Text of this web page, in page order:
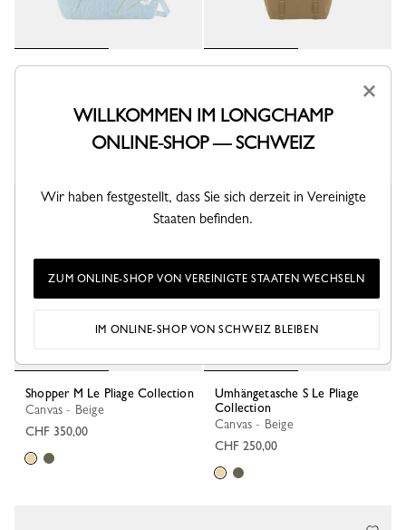
Pochette XS Le Pliage
CHF 240,00
Shopper M Le Pliage Collection
CHF 350,00
Shopper M Le Pliage Collection
Canvas - Beige
CHF 350,00
Umhängetasche S Le Pliage
Collection
Canvas - Beige
CHF 250,00
×
WILLKOMMEN IM LONGCHAMP
ONLINE-SHOP — SCHWEIZ
Wir haben festgestellt, dass Sie sich derzeit in Vereinigte
Staaten befinden.
ZUM ONLINE-SHOP VON VEREINIGTE STAATEN WECHSELN
IM ONLINE-SHOP VON SCHWEIZ BLEIBEN